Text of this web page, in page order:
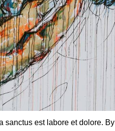
sanctus est labore et dolore. By